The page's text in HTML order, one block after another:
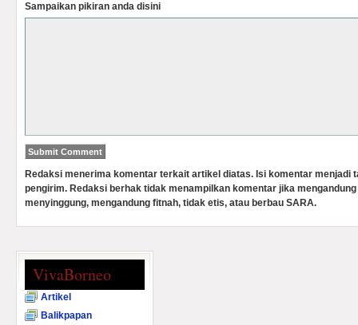
Sampaikan pikiran anda disini
Redaksi menerima komentar terkait artikel diatas. Isi komentar menjadi
pengirim. Redaksi berhak tidak menampilkan komentar jika
menyinggung, mengandung fitnah, tidak etis, atau berbau SARA.
VivaBorneo
Artikel
Balikpapan